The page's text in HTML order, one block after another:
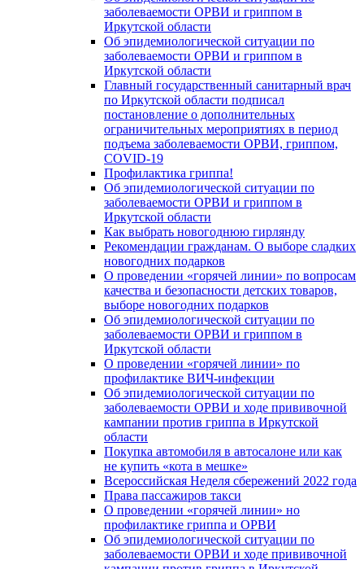
заболеваемости ОРВИ и гриппом в
Иркутской области
Об эпидемиологической ситуации по
заболеваемости ОРВИ и гриппом в
Иркутской области
Главный государственный санитарный врач
по Иркутской области подписал
постановление о дополнительных
ограничительных мероприятиях в период
подъема заболеваемости ОРВИ, гриппом,
COVID-19
Профилактика гриппа!
Об эпидемиологической ситуации по
заболеваемости ОРВИ и гриппом в
Иркутской области
Как выбрать новогоднюю гирлянду
Рекомендации гражданам. О выборе сладких
новогодних подарков
О проведении «горячей линии» по вопросам
качества и безопасности детских товаров,
выборе новогодних подарков
Об эпидемиологической ситуации по
заболеваемости ОРВИ и гриппом в
Иркутской области
О проведении «горячей линии» по
профилактике ВИЧ-инфекции
Об эпидемиологической ситуации по
заболеваемости ОРВИ и ходе прививочной
кампании против гриппа в Иркутской
области
Покупка автомобиля в автосалоне или как
не купить «кота в мешке»
Всероссийская Неделя сбережений 2022 года
Права пассажиров такси
О проведении «горячей линии» но
профилактике гриппа и ОРВИ
Об эпидемиологической ситуации по
заболеваемости ОРВИ и ходе прививочной